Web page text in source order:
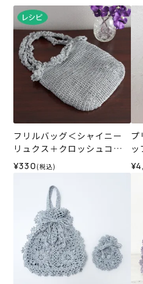
フリルバッグ＜シャイニー
リュクス＋クロッシュコッ
トン＞（レシピ）
¥330 (税込)
プ
セ